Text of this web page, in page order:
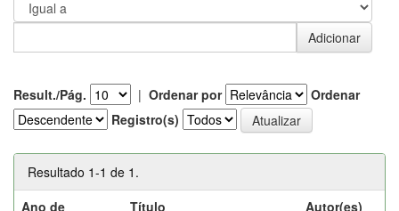
Result./Pág. | Ordenar por
Ordenar
Registro(s)
Resultado 1-1 de 1.
Ano de
Título Autor(es)